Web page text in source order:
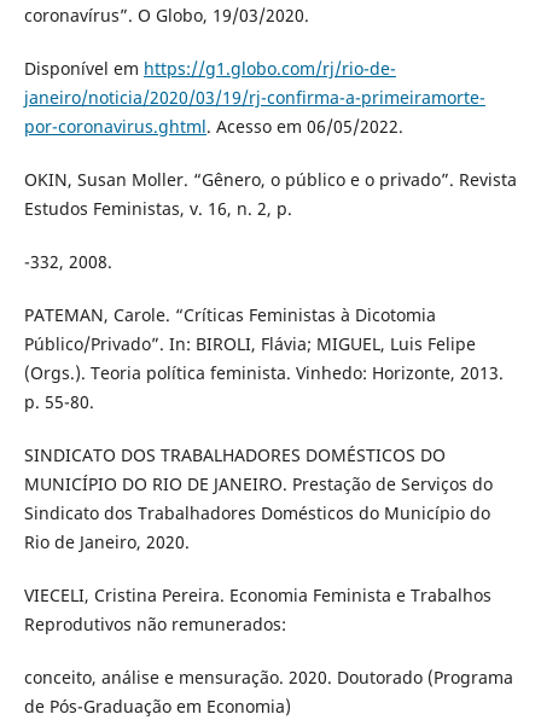
coronavírus”. O Globo, 19/03/2020.
Disponível em https://g1.globo.com/rj/rio-de-
janeiro/noticia/2020/03/19/rj-confirma-a-primeiramorte-
por-coronavirus.ghtml. Acesso em 06/05/2022.
OKIN, Susan Moller. “Gênero, o público e o privado”. Revista
Estudos Feministas, v. 16, n. 2, p.
-332, 2008.
PATEMAN, Carole. “Críticas Feministas à Dicotomia
Público/Privado”. In: BIROLI, Flávia; MIGUEL, Luis Felipe
(Orgs.). Teoria política feminista. Vinhedo: Horizonte, 2013.
p. 55-80.
SINDICATO DOS TRABALHADORES DOMÉSTICOS DO
MUNICÍPIO DO RIO DE JANEIRO. Prestação de Serviços do
Sindicato dos Trabalhadores Domésticos do Município do
Rio de Janeiro, 2020.
VIECELI, Cristina Pereira. Economia Feminista e Trabalhos
Reprodutivos não remunerados:
conceito, análise e mensuração. 2020. Doutorado (Programa
de Pós-Graduação em Economia)